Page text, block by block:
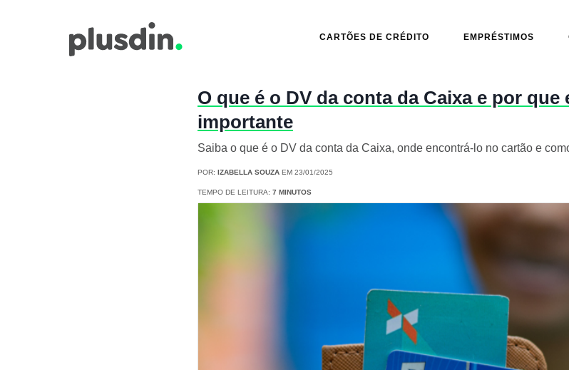
CARTÕES DE CRÉDITO EMPRÉSTIMOS
O que é o DV da conta da Caixa e por que
importante
Saiba o que é o DV da conta da Caixa, onde encontrá-lo no cartão e
POR: IZABELLA SOUZA EM 23/01/2025
TEMPO DE LEITURA: 7 MINUTOS